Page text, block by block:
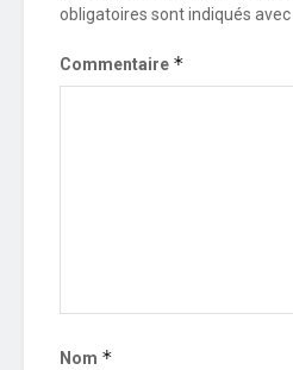
obligatoires sont indiqués avec
Commentaire *
Nom *